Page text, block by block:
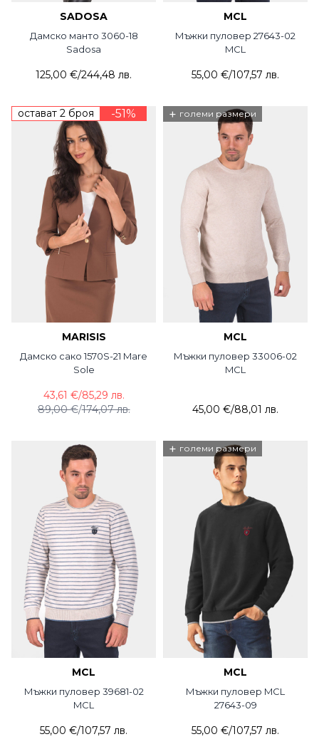
SADOSA
Дамско манто 3060-18
Sadosa
125,00 €/244,48 лв.
MCL
Мъжки пуловер 27643-02
MCL
55,00 €/107,57 лв.
остават 2 броя -51%
MARISIS
Дамско сако 1570S-21 Mare
Sole
89,00 €/174,07 лв.
43,61 €/85,29 лв.
+ големи размери
MCL
Мъжки пуловер 33006-02
MCL
45,00 €/88,01 лв.
MCL
Мъжки пуловер 39681-02
MCL
55,00 €/107,57 лв.
+ големи размери
MCL
Мъжки пуловер MCL
27643-09
55,00 €/107,57 лв.